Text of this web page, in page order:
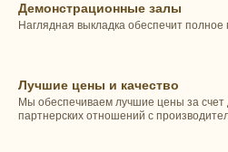
Демонстрационные залы
Наглядная выкладка обеспечит
Лучшие цены и качество
Мы обеспечиваем лучшие цены за счет
партнерских отношений с